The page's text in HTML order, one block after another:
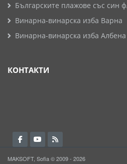
Българските плажове със син
Винарна-винарска изба Варна
Винарна-винарска изба Албена
КОНТАКТИ
MAKSOFT, Sofia © 2009 - 2026